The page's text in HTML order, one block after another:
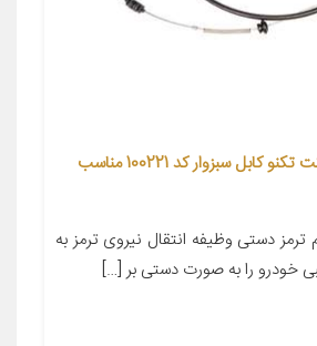
سیم ترمز دستی شرکت تکنو کابل سبزوار کد 100221 مناسب
دستی وظیفه انتقال نیروی ترمز به
را به صورت دستی بر […]